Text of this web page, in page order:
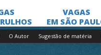
O Autor Sugestão de matéria